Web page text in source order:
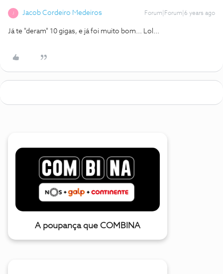
Jacob Cordeiro Medeiros Forum|Forum|6 years ago
Já te "deram" 10 gigas, e já foi muito bom... Lol...
A poupança que COMBINA